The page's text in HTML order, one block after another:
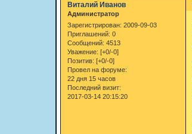
Виталий Иванов
Администратор
Зарегистрирован: 2009-09-03
Приглашений: 0
Сообщений: 4513
Уважение: [+0/-0]
Позитив: [+0/-0]
Провел на форуме:
22 дня 15 часов
Последний визит:
2017-03-14 20:15:20